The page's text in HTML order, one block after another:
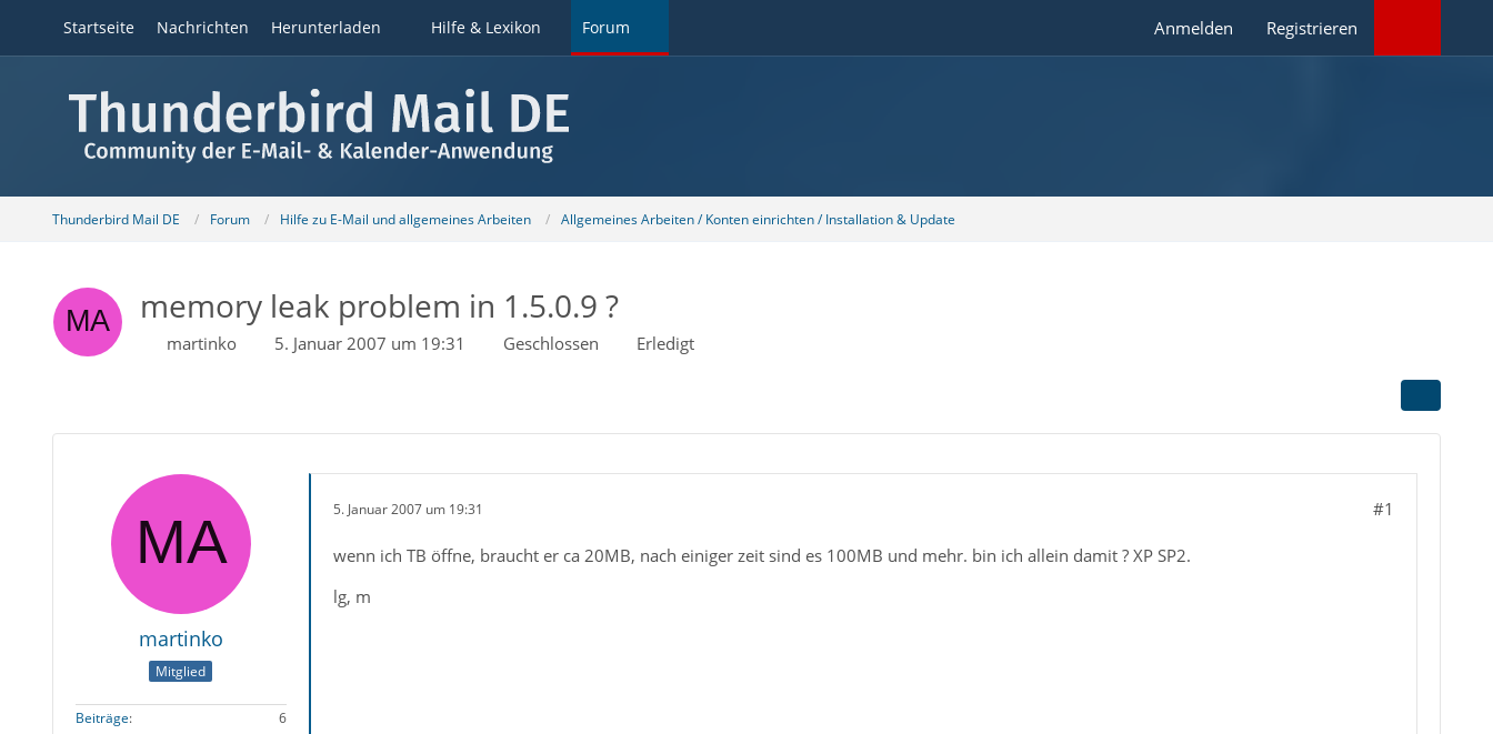
Startseite Nachrichten Herunterladen Hilfe & Lexikon Forum Anmelden Registrieren
Thunderbird Mail DE Forum Hilfe zu E-Mail und allgemeines Arbeiten Allgemeines Arbeiten / Konten einrichten / Installation & Update
memory leak problem in 1.5.0.9 ?
martinko 5. Januar 2007 um 19:31 Geschlossen Erledigt
martinko
Mitglied
Beiträge
6
5. Januar 2007 um 19:31 #1
wenn ich TB öffne, braucht er ca 20MB, nach einiger zeit sind es 100MB und mehr. bin ich allein damit ? XP SP2.
lg, m